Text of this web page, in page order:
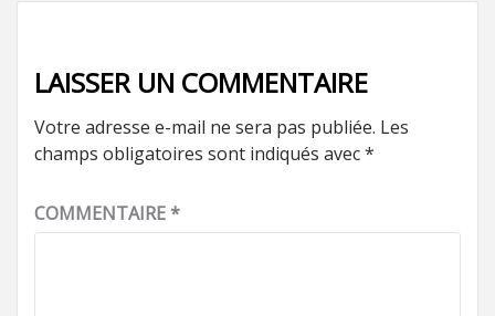
LAISSER UN COMMENTAIRE
Votre adresse e-mail ne sera pas publiée. Les
champs obligatoires sont indiqués avec*
COMMENTAIRE*